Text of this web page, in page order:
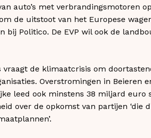
auto’s met verbrandingsmotoren
de uitstoot van het Europese
bij Politico. De EVP wil ook de
vraagt de klimaatcrisis om
Overstromingen in Beieren
leed ook minstens 38 miljard
over de opkomst van partijen